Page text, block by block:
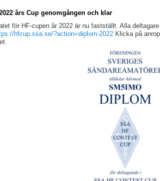
års Cup genomgången och klar
för HF-cupen år 2022 är nu fastställt. Alla
hfcup.ssa.se/?action=diplom-2022Klicka på